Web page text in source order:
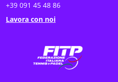
+39 091 45 48 86
Lavora con noi